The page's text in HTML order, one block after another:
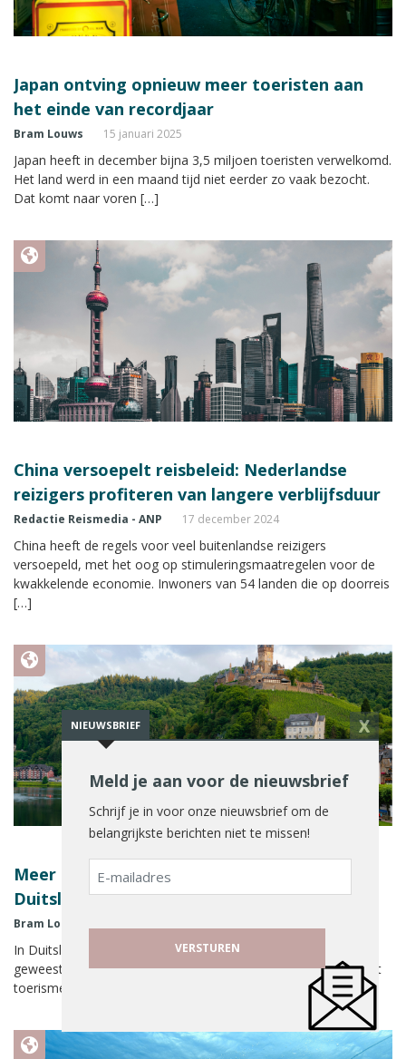
Japan ontving opnieuw meer toeristen aan
het einde van recordjaar
Bram Louws 15 januari 2025
Japan heeft in december bijna 3,5 miljoen toeristen verwelkomd.
Het land werd in een maand tijd niet eerder zo vaak bezocht.
Dat komt naar voren […]
China versoepelt reisbeleid: Nederlandse
reizigers profiteren van langere verblijfsduur
Redactie Reismedia - ANP 17 december 2024
China heeft de regels voor veel buitenlandse reizigers
versoepeld, met het oog op stimuleringsmaatregelen voor de
kwakkelende economie. Inwoners van 54 landen die op doorreis
[…]
Meer toeristische overnachtingen in
Duitsland dan voor corona
Bram Louws
In Duitsland zijn er dit jaar meer toeristische overnachtingen
geweest dan in 2019, het jaar voordat de coronapandemie het
toerisme hard raakte. Dat meldt het […]
NIEUWSBRIEF X
Meld je aan voor de nieuwsbrief
Schrijf je in voor onze nieuwsbrief om de
belangrijkste berichten niet te missen!
E-
mailadres